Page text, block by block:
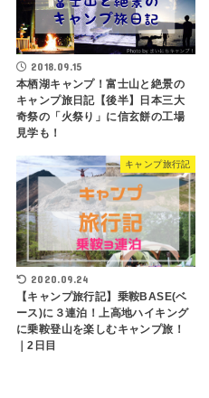
2018.09.15
本栖湖キャンプ！富士山と絶景の
キャンプ旅日記【後半】日本三大
奇祭の「火祭り」に信玄餅の工場
見学も！
キャンプ旅行記
2020.09.24
【キャンプ旅行記】乗鞍BASE(ベ
ース)に３連泊！上高地ハイキング
に乗鞍登山を楽しむキャンプ旅！
｜2日目